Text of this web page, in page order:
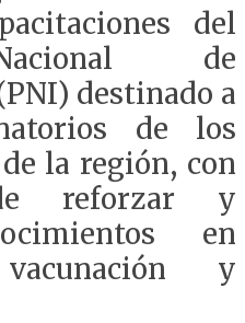
del
de
destinado a
de los
la región, con
reforzar y
en
y